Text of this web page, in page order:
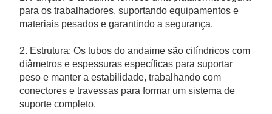
para os trabalhadores, suportando equipamentos e
materiais pesados ​​e garantindo a segurança.
2. Estrutura: Os tubos do andaime são cilíndricos com
diâmetros e espessuras específicas para suportar
peso e manter a estabilidade, trabalhando com
conectores e travessas para formar um sistema de
suporte completo.